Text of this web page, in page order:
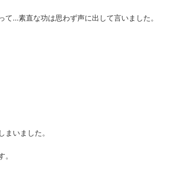
…素直な功は思わず声に出して言いました。
いました。